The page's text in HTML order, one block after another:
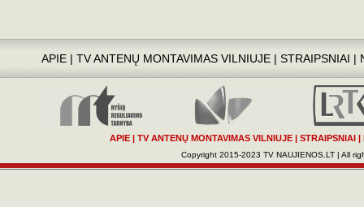
APIE| TV ANTENŲ MONTAVIMAS VILNIUJE| STRAIPSNIAI |
APIE | TV ANTENŲ MONTAVIMAS VILNIUJE | STRAIPSNIAI |
Copyright 2015-2023 TV NAUJIENOS.LT | All